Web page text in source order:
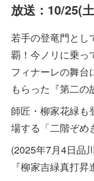
放送：10/25(
若手の登竜門とし
覇！今ノリに乗っ
フィナーレの舞台
もらった『第二の
師匠・柳家花緑も
場する「二階ぞめ
(2025年7月4日品
『柳家吉緑真打